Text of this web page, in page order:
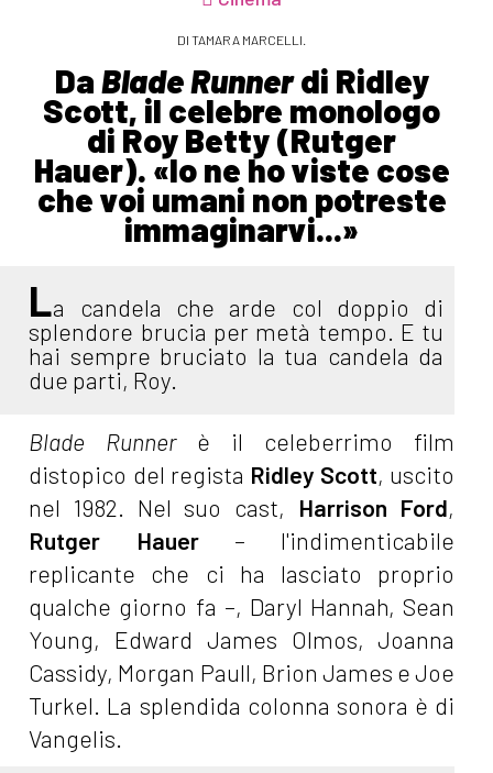
DI TAMARA MARCELLI.
DaBlade Runnerdi Ridley
Scott, il celebre monologo
di Roy Betty (Rutger
Hauer). «Io ne ho viste cose
che voi umani non potreste
immaginarvi...»
La candela che arde col doppio di
splendore brucia per metà tempo. E tu
hai sempre bruciato la tua candela da
due parti, Roy.
Blade Runner è il celeberrimo film
distopico del regista Ridley Scott, uscito
nel 1982. Nel suo cast, Harrison Ford,
Rutger Hauer– l'indimenticabile
replicante che ci ha lasciato proprio
qualche giorno fa –, Daryl Hannah, Sean
Young, Edward James Olmos, Joanna
Cassidy, Morgan Paull, Brion James e Joe
Turkel. La splendida colonna sonora è di
Vangelis.